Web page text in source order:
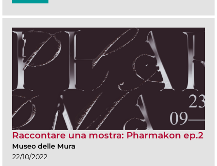
Raccontare una mostra: Pharmakon ep.2
Museo delle Mura
22/10/2022